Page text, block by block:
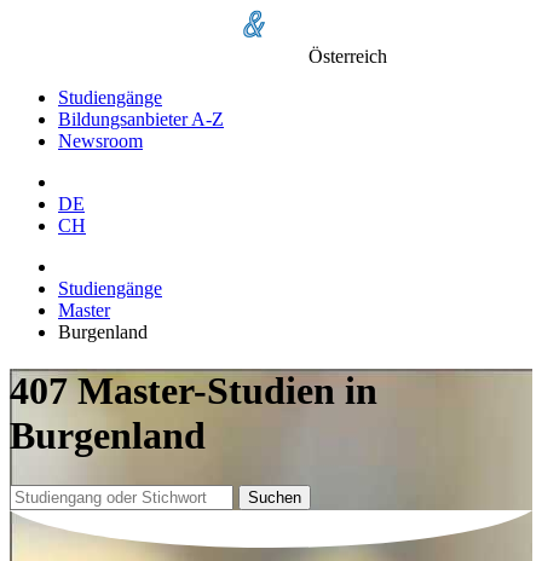
Österreich
Studiengänge
Bildungsanbieter A-Z
Newsroom
DE
CH
Studiengänge
Master
Burgenland
407 Master-Studien in
Burgenland
Suchen